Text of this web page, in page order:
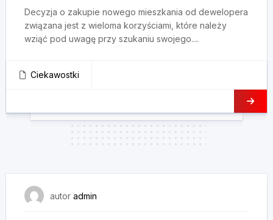
Decyzja o zakupie nowego mieszkania od dewelopera
związana jest z wieloma korzyściami, które należy
wziąć pod uwagę przy szukaniu swojego....
Ciekawostki
autor admin